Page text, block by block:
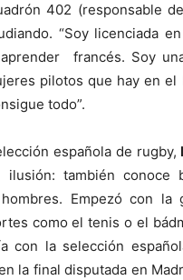
402 (responsable
“Soy licenciada
francés. Soy
pilotos que hay en
todo”.
española de rugby,
ilusión: también
Empezó con
como el tenis o el
con la selección
la final disputada en